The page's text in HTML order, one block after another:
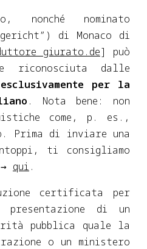
nominato
di Monaco di
giurato.de] può
riconosciuta dalle
per la
. Nota bene: non
come, p. es.,
Prima di inviare una
ti consigliamo
qui .
certificata per
di un
pubblica quale la
o un ministero